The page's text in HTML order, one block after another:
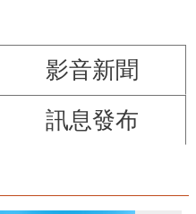
影音新聞
訊息發布